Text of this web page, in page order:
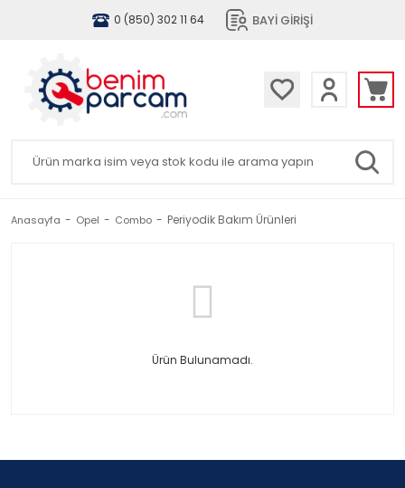
0 (850) 302 11 64 BAYİ GİRİŞİ
Anasayfa Opel Combo Periyodik Bakım Ürünleri
Ürün Bulunamadı.